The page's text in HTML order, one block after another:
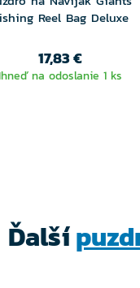
Reel Bag Deluxe
17,83 €
na odoslanie 1 ks
Ďalší